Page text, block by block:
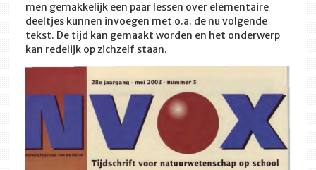
men gemakkelijk een paar lessen over elementaire
deeltjes kunnen invoegen met o.a. de nu volgende
tekst. De tijd kan gemaakt worden en het onderwerp
kan redelijk op zichzelf staan.